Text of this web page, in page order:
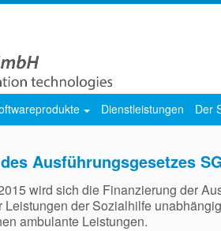
Dienstleistungen
Ausführungsgesetzes
wird sich die Finanzierung der
Leistungen der Sozialhilfe
ambulante Leistungen.